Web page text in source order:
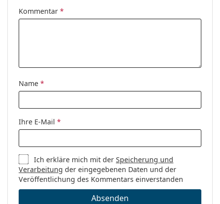
Kommentar *
Name *
Ihre E-Mail *
Ich erkläre mich mit derSpeicherung und
Verarbeitung der eingegebenen Daten und der
Veröffentlichung des Kommentars einverstanden
Absenden